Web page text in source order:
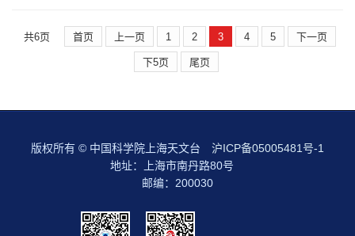
共6页 首页 上一页 1 2 3 4 5 下一页
下5页 尾页
版权所有 © 中国科学院上海天文台 沪ICP备05005481号-1
地址：上海市南丹路80号
邮编：200030